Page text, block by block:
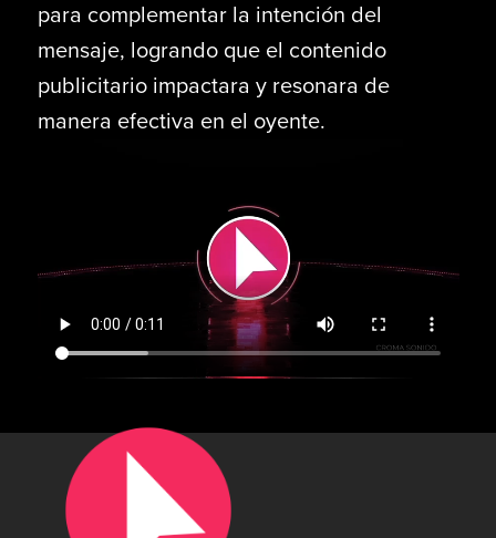
para complementar la intención del
mensaje, logrando que el contenido
publicitario impactara y resonara de
manera efectiva en el oyente.